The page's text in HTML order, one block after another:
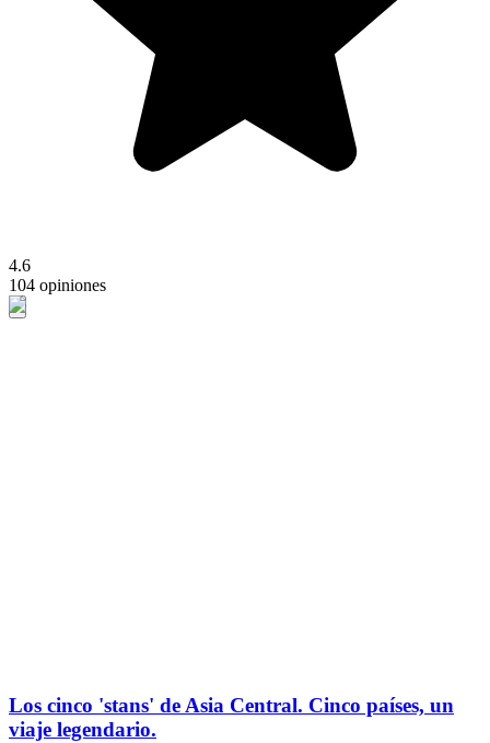
4.6
104 opiniones
Los cinco 'stans' de Asia Central. Cinco países, un
viaje legendario.